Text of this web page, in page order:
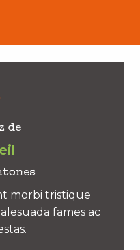
de
morbi tristique
fames ac